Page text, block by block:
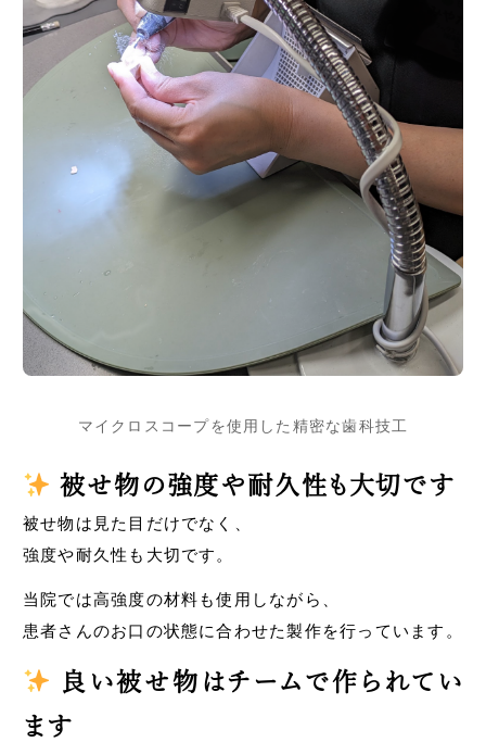
マイクロスコープを使用した精密な歯科技工
被せ物の強度や耐久性も大切です
被せ物は見た目だけでなく、
強度や耐久性も大切です。
当院では高強度の材料も使用しながら、
患者さんのお口の状態に合わせた製作を行っています。
良い被せ物はチームで作られてい
ます